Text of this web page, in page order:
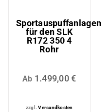
Sportauspuffanlagen
für den SLK
R172 350 4
Rohr
Ab 1.499,00€
zzgl.Versandkosten